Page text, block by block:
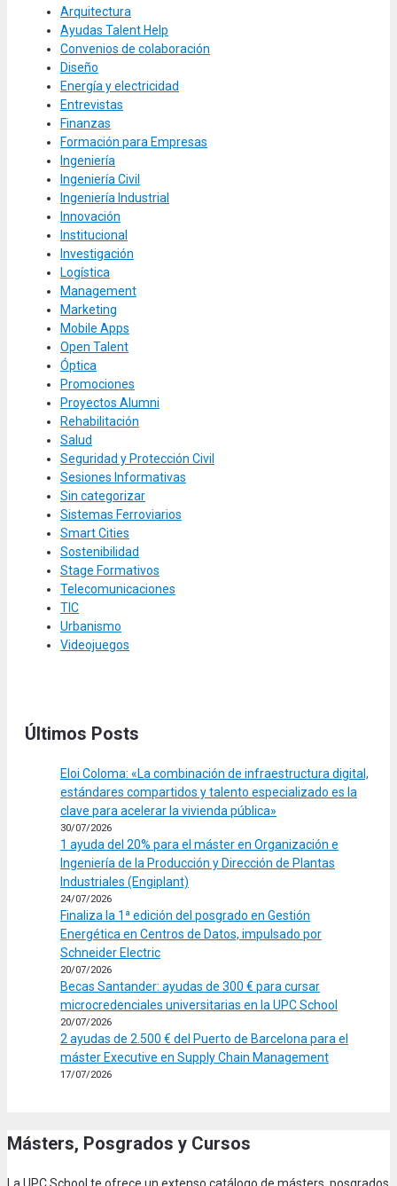
Arquitectura
Ayudas Talent Help
Convenios de colaboración
Diseño
Energía y electricidad
Entrevistas
Finanzas
Formación para Empresas
Ingeniería
Ingeniería Civil
Ingeniería Industrial
Innovación
Institucional
Investigación
Logística
Management
Marketing
Mobile Apps
Open Talent
Óptica
Promociones
Proyectos Alumni
Rehabilitación
Salud
Seguridad y Protección Civil
Sesiones Informativas
Sin categorizar
Sistemas Ferroviarios
Smart Cities
Sostenibilidad
Stage Formativos
Telecomunicaciones
TIC
Urbanismo
Videojuegos
Últimos Posts
Eloi Coloma: «La combinación de infraestructura digital,
estándares compartidos y talento especializado es la
clave para acelerar la vivienda pública»
30/07/2026
1 ayuda del 20% para el máster en Organización e
Ingeniería de la Producción y Dirección de Plantas
Industriales (Engiplant)
24/07/2026
Finaliza la 1ª edición del posgrado en Gestión
Energética en Centros de Datos, impulsado por
Schneider Electric
20/07/2026
Becas Santander: ayudas de 300 € para cursar
microcredenciales universitarias en la UPC School
20/07/2026
2 ayudas de 2.500 € del Puerto de Barcelona para el
máster Executive en Supply Chain Management
17/07/2026
Másters, Posgrados y Cursos